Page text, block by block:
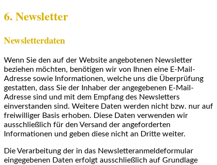
6. Newsletter
Newsletterdaten
Wenn Sie den auf der Website angebotenen Newsletter
beziehen möchten, benötigen wir von Ihnen eine E-Mail-
Adresse sowie Informationen, welche uns die Überprüfung
gestatten, dass Sie der Inhaber der angegebenen E-Mail-
Adresse sind und mit dem Empfang des Newsletters
einverstanden sind. Weitere Daten werden nicht bzw. nur auf
freiwilliger Basis erhoben. Diese Daten verwenden wir
ausschließlich für den Versand der angeforderten
Informationen und geben diese nicht an Dritte weiter.
Die Verarbeitung der in das Newsletteranmeldeformular
eingegebenen Daten erfolgt ausschließlich auf Grundlage